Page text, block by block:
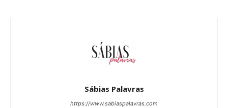
Sábias Palavras
https://www.sabiaspalavras.com